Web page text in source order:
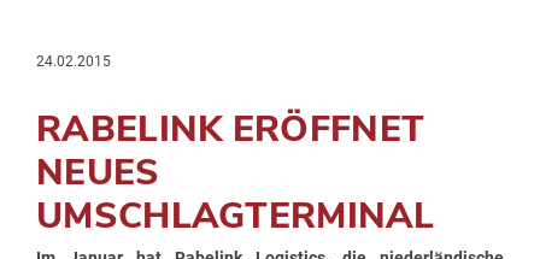
24.02.2015
RABELINK ERÖFFNET
NEUES
UMSCHLAGTERMINAL